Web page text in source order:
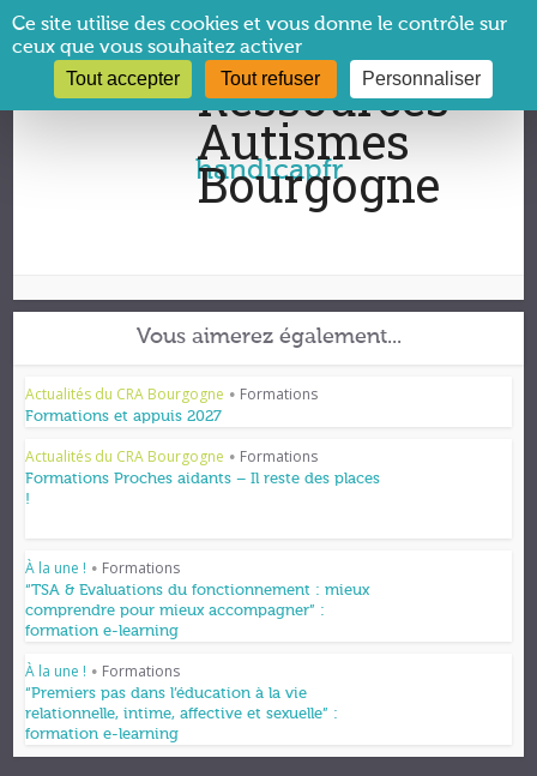
Vous êtes ici :CRA Bourgogne→handicapfr
handicapfr
Vous aimerez également...
Actualités du CRA Bourgogne • Formations
Formations et appuis 2027
Actualités du CRA Bourgogne • Formations
Formations Proches aidants – Il reste des places
!
À la une ! • Formations
“TSA & Evaluations du fonctionnement : mieux
comprendre pour mieux accompagner” :
formation e-learning
À la une ! • Formations
“Premiers pas dans l’éducation à la vie
relationnelle, intime, affective et sexuelle” :
formation e-learning
Panneau de gestion des cookies
Ce site utilise des cookies et vous donne le contrôle sur
ceux que vous souhaitez activer
Tout accepter Tout refuser Personnaliser